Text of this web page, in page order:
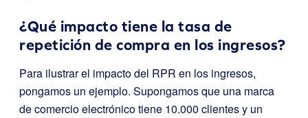
¿Qué impacto tiene la tasa de
repetición de compra en los ingresos?
Para ilustrar el impacto del RPR en los ingresos,
pongamos un ejemplo. Supongamos que una marca
de comercio electrónico tiene 10.000 clientes y un